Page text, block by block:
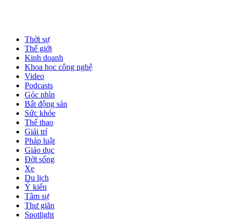
Thời sự
Thế giới
Kinh doanh
Khoa học công nghệ
Video
Podcasts
Góc nhìn
Bất động sản
Sức khỏe
Thể thao
Giải trí
Pháp luật
Giáo dục
Đời sống
Xe
Du lịch
Ý kiến
Tâm sự
Thư giãn
Spotlight